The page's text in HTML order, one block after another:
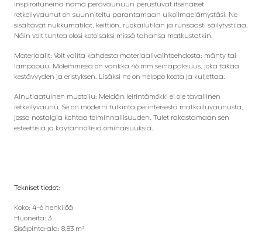
inspiroituneina nämä perävaunuun perustuvat itsenäiset
retkeilyvaunut on suunniteltu parantamaan ulkoilmaelämystäsi. Ne
sisältävät nukkumatilat, keittiön, ruokailutilan ja runsaasti säilytystilaa.
Näin voit tuntea olosi kotoisaksi missä tahansa matkustatkin.
Materiaalit: Voit valita kahdesta materiaalivaihtoehdosta: mänty tai
lämpöpuu. Molemmissa on vankka 46 mm seinäpaksuus, joka takaa
kestävyyden ja eristyksen. Lisäksi ne on helppo koota ja kuljettaa.
Ainutlaatuinen muotoilu: Meidän leirintämökki ei ole tavallinen
retkeilyvaunu. Se on moderni tulkinta perinteisestä matkailuvaunusta,
jossa nostalgia kohtaa toiminnallisuuden. Tulet rakastamaan sen
esteettisiä ja käytännöllisiä ominaisuuksia.
Tekniset tiedot:
Koko: 4–6 henkilöä
Huoneita: 3
Sisäpinta-ala: 8,83 m²